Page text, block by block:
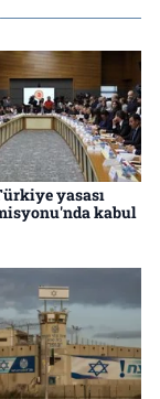
yasası
kabul